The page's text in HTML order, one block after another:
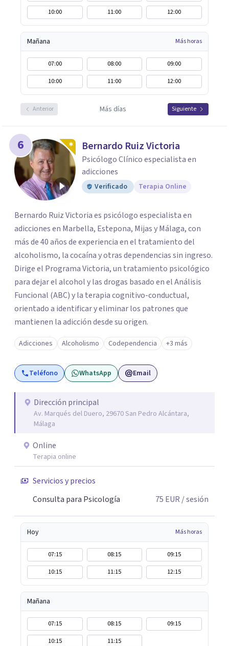
10:00
11:00 12:00
Mañana Más horas
07:00 08:00
09:00
10:00
11:00 12:00
Anterior Más días Siguiente
6 Bernardo Ruiz Victoria
Psicólogo Clínico especialista en
adicciones
Verificado Terapia Online
Bernardo Ruiz Victoria es psicólogo especialista en
adicciones en Marbella, Estepona, Mijas y Málaga, con
más de 40 años de experiencia en el tratamiento del
alcoholismo, la cocaína y otras dependencias sin ingreso.
Dirige el Programa Victoria, un tratamiento psicológico
para dejar el alcohol y las drogas basado en el Análisis
Funcional (ABC) y la terapia cognitivo-conductual,
orientado a identificar y eliminar los patrones que
mantienen la adicción desde su origen.
Adicciones Alcoholismo Codependencia +3 más
Teléfono WhatsApp Email
Dirección principal
Av. Marqués del Duero, 29670 San Pedro Alcántara,
Málaga
Online
Terapia online
Servicios y precios
Consulta para Psicología
75 EUR / sesión
Hoy Más horas
07:15 08:15
09:15
10:15
11:15 12:15
Mañana
07:15 08:15
09:15
10:15
11:15